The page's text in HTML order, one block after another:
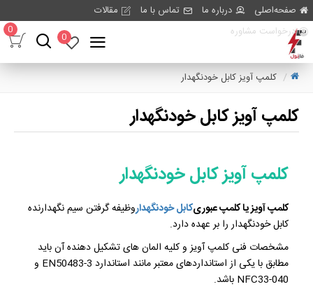
صفحه‌اصلی درباره ما تماس با ما
مقالات
درخواست مشاوره
0
0
کلمپ آویز کابل خودنگهدار
کلمپ آویز کابل خودنگهدار
کلمپ آویز کابل خودنگهدار
کلمپ آویز یا کلمپ عبوریکابل خودنگهداروظیفه گرفتن سیم نگهدارنده
کابل خودنگهدار را بر عهده دارد.
مشخصات فنی کلمپ آویز و کلیه المان های تشکیل دهنده آن باید
مطابق با یکی از استانداردهای معتبر مانند استاندارد EN50483-3 و
NFC33-040 باشد.